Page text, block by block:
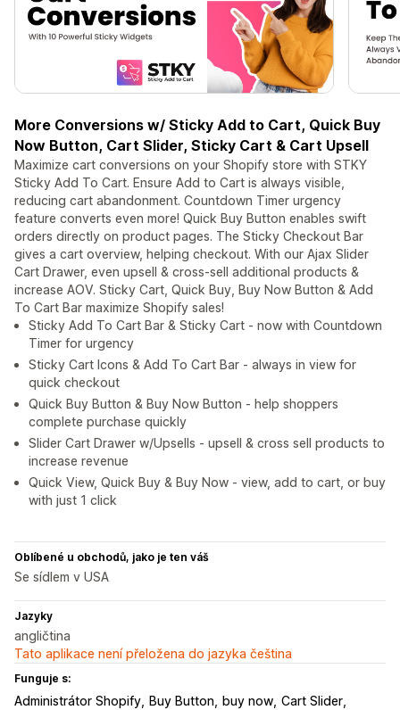
More Conversions w/ Sticky Add to Cart, Quick Buy
Now Button, Cart Slider, Sticky Cart & Cart Upsell
Maximize cart conversions on your Shopify store with STKY
Sticky Add To Cart. Ensure Add to Cart is always visible,
reducing cart abandonment. Countdown Timer urgency
feature converts even more! Quick Buy Button enables swift
orders directly on product pages. The Sticky Checkout Bar
gives a cart overview, helping checkout. With our Ajax Slider
Cart Drawer, even upsell & cross-sell additional products &
increase AOV. Sticky Cart, Quick Buy, Buy Now Button & Add
To Cart Bar maximize Shopify sales!
Sticky Add To Cart Bar & Sticky Cart - now with Countdown
Timer for urgency
Sticky Cart Icons & Add To Cart Bar - always in view for
quick checkout
Quick Buy Button & Buy Now Button - help shoppers
complete purchase quickly
Slider Cart Drawer w/Upsells - upsell & cross sell products to
increase revenue
Quick View, Quick Buy & Buy Now - view, add to cart, or buy
with just 1 click
Oblíbené u obchodů, jako je ten váš
Se sídlem v USA
Jazyky
angličtina
Tato aplikace není přeložena do jazyka čeština
Funguje s:
Administrátor Shopify Buy Button buy now Cart Slider